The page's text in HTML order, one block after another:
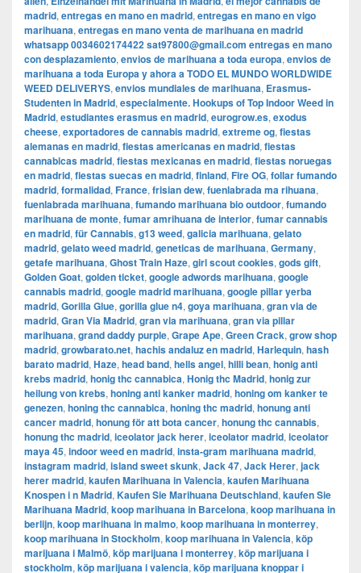
madrid, entregas en mano en madrid, entregas en mano en vigo
marihuana, entregas en mano venta de marihuana en madrid
whatsapp 0034602174422 sat97800@gmail.com entregas en mano
con desplazamiento, envios de marihuana a toda europa, envios de
marihuana a toda Europa y ahora a TODO EL MUNDO WORLDWIDE
WEED DELIVERYS, envios mundiales de marihuana, Erasmus-
Studenten in Madrid, especialmente. Hookups of Top Indoor Weed in
Madrid, estudiantes erasmus en madrid, eurogrow.es, exodus
cheese, exportadores de cannabis madrid, extreme og, fiestas
alemanas en madrid, fiestas americanas en madrid, fiestas
cannabicas madrid, fiestas mexicanas en madrid, fiestas noruegas
en madrid, fiestas suecas en madrid, finland, Fire OG, follar fumando
madrid, formalidad, France, frisian dew, fuenlabrada ma rihuana,
fuenlabrada marihuana, fumando marihuana bio outdoor, fumando
marihuana de monte, fumar amrihuana de interior, fumar cannabis
en madrid, für Cannabis, g13 weed, galicia marihuana, gelato
madrid, gelato weed madrid, geneticas de marihuana, Germany,
getafe marihuana, Ghost Train Haze, girl scout cookies, gods gift,
Golden Goat, golden ticket, google adwords marihuana, google
cannabis madrid, google madrid marihuana, google pillar yerba
madrid, Gorilla Glue, gorilla glue n4, goya marihuana, gran via de
madrid, ​​Gran Via Madrid, gran via marihuana, gran via pillar
marihuana, grand daddy purple, Grape Ape, Green Crack, grow shop
madrid, growbarato.net, hachis andaluz en madrid, Harlequin, hash
barato madrid, Haze, head band, hells angel, hilli bean, honig anti
krebs madrid, honig thc cannabica, Honig thc Madrid, honig zur
heilung von krebs, honing anti kanker madrid, honing om kanker te
genezen, honing thc cannabica, honing thc madrid, honung anti
cancer madrid, honung för att bota cancer, honung thc cannabis,
honung thc madrid, iceolator jack herer, iceolator madrid, iceolator
maya 45, indoor weed en madrid, insta-gram marihuana madrid,
instagram madrid, island sweet skunk, Jack 47, Jack Herer, jack
herer madrid, kaufen Marihuana in Valencia, kaufen Marihuana
Knospen i n Madrid, Kaufen Sie Marihuana Deutschland, kaufen Sie
Marihuana Madrid, koop marihuana in Barcelona, koop marihuana in
berlijn, koop marihuana in malmo, koop marihuana in monterrey,
koop marihuana in Stockholm, ​​koop marihuana in Valencia, köp
marijuana i Malmö, köp marijuana i monterrey, köp marijuana i
stockholm, ​​köp marijuana i valencia, köp marijuana knoppar i